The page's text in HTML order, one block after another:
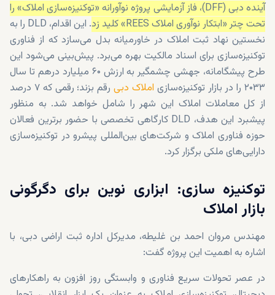
آینده دبی (DFF)، فاز آزمایشی پروژه نوآورانه «توکنیزه‌سازی املاک» را
تحت چتر «ابتکار نوآوری املاک REES» کلید زد
. این اقدام، DLD را به
نخستین نهاد ثبت املاک در خاورمیانه بدل می‌سازد که از فناوری
توکنیزه‌سازی برای اسناد مالکیت بهره می‌برد. پیش‌بینی می‌شود این
طرح پیشگامانه، جهشی چشمگیر به ارزش ۶۰ میلیارد درهم تا سال
۲۰۳۳ را در بازار توکنیزه‌سازی
املاک دبی
رقم بزند؛ رقمی که ۷ درصد
از کل معاملات املاک این شهر را شامل خواهد شد. به منظور
پیشبرد این هدف، DLD کارگاهی تخصصی با حضور برترین فعالان
حوزه فناوری املاک و شرکت‌های بین‌المللی پیشرو در توکنیزه‌سازی
دارایی‌های ملکی برگزار کرد.
توکنیزه‌ سازی: ابزاری نوین برای دگرگونی
بازار املاک
مهندس مروان احمد بن غلیطه، مدیرکل اداره ثبت اراضی دبی، با
اشاره به اهمیت این پروژه گفت:
در عصر تحولات سریع فناوری و وابستگی روز افزون به راهکارهای